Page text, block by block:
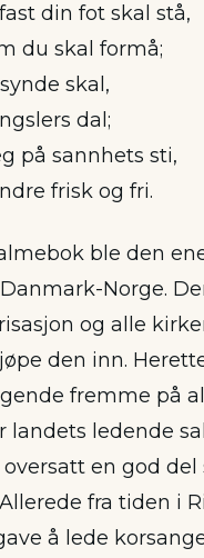
din fot skal stå,
du skal formå;
skal,
dal;
på sannhets sti,
frisk og fri.
ble den
Norge.
og alle
den inn.
fremme på
landets ledende
en god del
fra tiden i
å lede